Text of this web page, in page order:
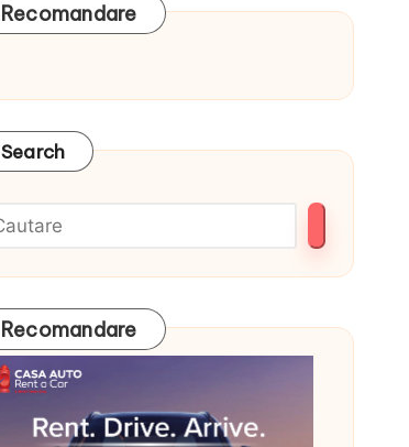
Recomandare
Search
Recomandare